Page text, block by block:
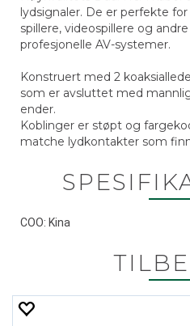
lydsignaler. De er perfekte
spillere, videospillere og
profesjonelle AV-systemer.
Konstruert med 2
som er avsluttet med
ender.
Koblinger er støpt og
matche lydkontakter som
COO: Kina